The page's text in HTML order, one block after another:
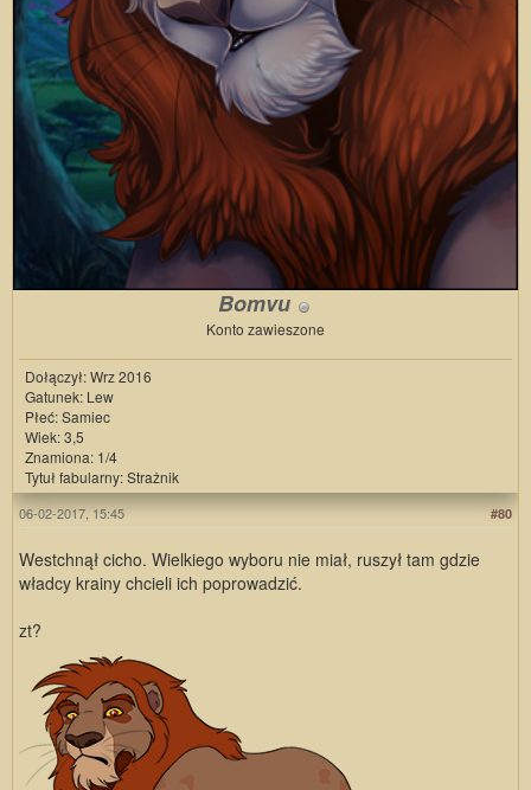
Bomvu
Konto zawieszone
Dołączył: Wrz 2016
Gatunek: Lew
Płeć: Samiec
Wiek: 3,5
Znamiona: 1/4
Tytuł fabularny: Strażnik
#80
06-02-2017, 15:45
Westchnął cicho. Wielkiego wyboru nie miał, ruszył tam gdzie
władcy krainy chcieli ich poprowadzić.
zt?